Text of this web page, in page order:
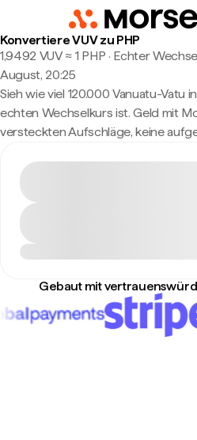
Konvertiere VUV zu PHP
1,9492 VUV ≈ 1 PHP · Echter
August, 20:25
Sieh wie viel 120.000 Vanuatu-Vatu
echten Wechselkurs ist. Geld mit
versteckten Aufschläge, keine
Gebaut mit